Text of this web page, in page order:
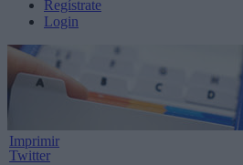
Regístrate
Login
Imprimir
Twitter